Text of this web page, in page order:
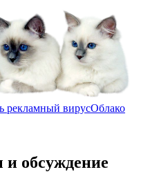
рекламный вирусОблако
обсуждение